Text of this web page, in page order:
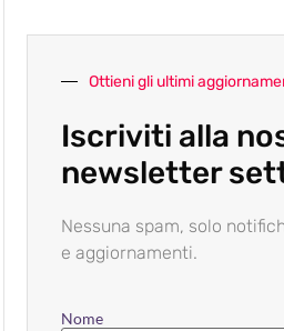
Ottieni gli ultimi
Iscriviti alla
newsletter
Nessuna spam, solo
e aggiornamenti.
Nome